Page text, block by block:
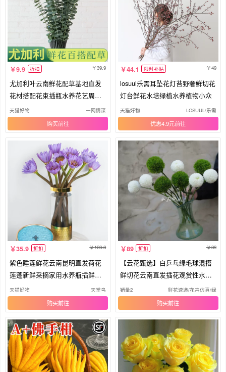
9.9 折扣 39.9
尤加利叶云南鲜花配草基地直发
花材搭配花束插瓶水养花艺周边
草花
天猫好物 一网情深
购买
44.1 限时补贴 49
losuul乐需耳坠花灯苔野奢鲜切花
灯台鲜花水培绿植水养植物小众
天猫好物 LOSUUL/乐需
优惠4.9元
35.9 折扣 128.8
紫色睡莲鲜花云南昆明直发荷花
莲蓬新鲜采摘家用水养瓶插鲜切
包邮
天猫好物 天堂鸟
购买
89 折扣 39
【云花甄选】白乒乓绿毛球混搭
鲜切花云南直发插花观赏性水养
顺丰
销量2 鲜花速递/花卉仿真/绿植
购买